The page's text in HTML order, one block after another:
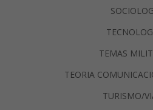
TEMAS
TEORIA
TURISMO/